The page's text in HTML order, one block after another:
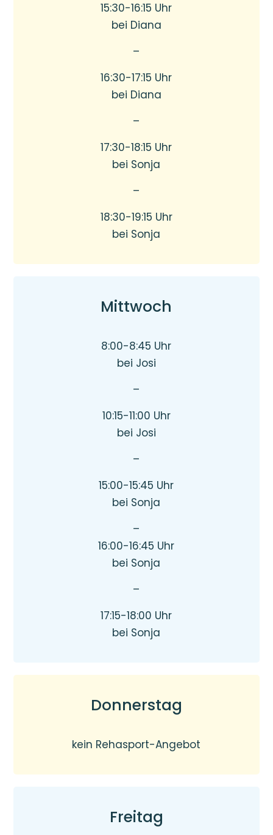
15:30-16:15 Uhr
bei Diana
–
16:30-17:15 Uhr
bei Diana
–
17:30-18:15 Uhr
bei Sonja
–
18:30-19:15 Uhr
bei Sonja
Mittwoch
8:00-8:45 Uhr
bei Josi
–
10:15-11:00 Uhr
bei Josi
–
15:00-15:45 Uhr
bei Sonja
–
16:00-16:45 Uhr
bei Sonja
–
17:15-18:00 Uhr
bei Sonja
Donnerstag
kein Rehasport-Angebot
Freitag